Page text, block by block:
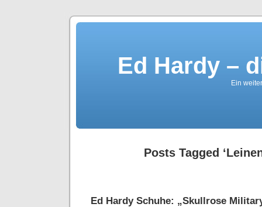
Ed Hardy –
Ein
Posts Tagged
Ed Hardy Schuhe: „Skullrose